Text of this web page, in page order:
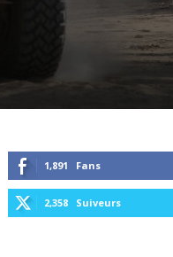
1,891 Fans
2,358 Suiveurs